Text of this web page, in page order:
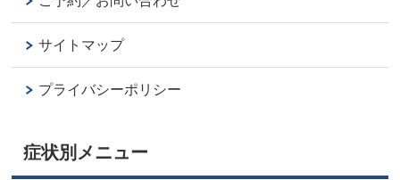
サイトマップ
プライバシーポリシー
症状別メニュー